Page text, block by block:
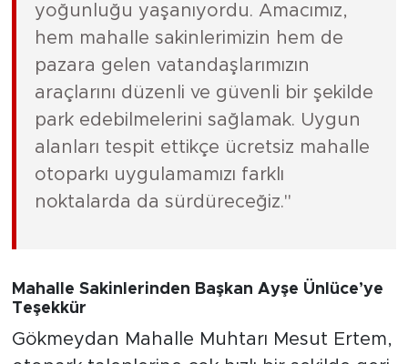
yoğunluğu yaşanıyordu. Amacımız,
hem mahalle sakinlerimizin hem de
pazara gelen vatandaşlarımızın
araçlarını düzenli ve güvenli bir şekilde
park edebilmelerini sağlamak. Uygun
alanları tespit ettikçe ücretsiz mahalle
otoparkı uygulamamızı farklı
noktalarda da sürdüreceğiz."
Mahalle Sakinlerinden Başkan Ayşe Ünlüce’ye
Teşekkür
Gökmeydan Mahalle Muhtarı Mesut Ertem,